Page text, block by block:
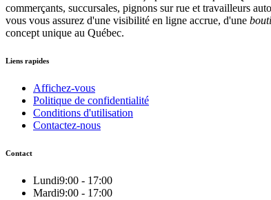
commerçants, succursales, pignons sur rue et travailleurs
vous vous assurez d'une visibilité en ligne accrue, d'une
concept unique au Québec.
Liens rapides
Affichez-vous
Politique de confidentialité
Conditions d'utilisation
Contactez-nous
Contact
Lundi9:00 - 17:00
Mardi9:00 - 17:00